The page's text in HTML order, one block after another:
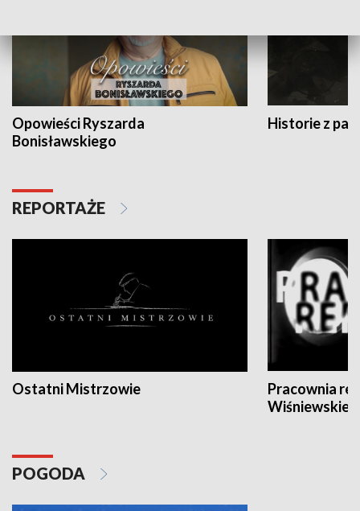
Opowieści Ryszarda
Bonisławskiego
Historie z
REPORTAŻE
Ostatni Mistrzowie
Pracownia
POGODA